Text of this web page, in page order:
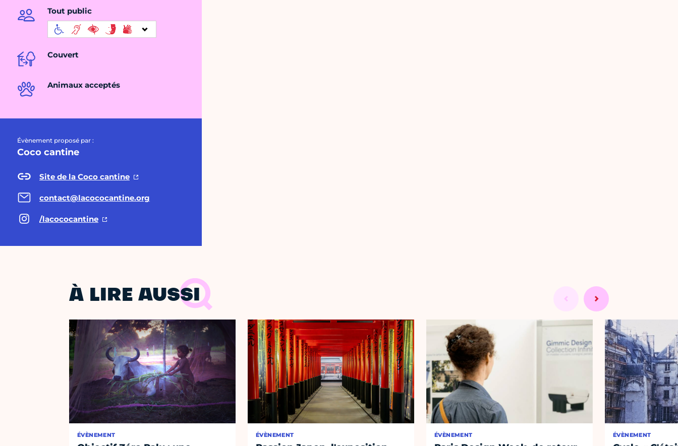
Tout public
Couvert
Animaux acceptés
Évènement proposé par :
Coco cantine
Site de la Coco cantine
contact@lacococantine.org
/lacococantine
À LIRE AUSSI
ÉVÈNEMENT ÉVÈNEMENT ÉVÈNEMENT ÉVÈNEMENT